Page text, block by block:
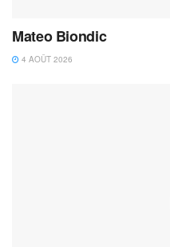
Mateo Biondic
4 AOÛT 2026